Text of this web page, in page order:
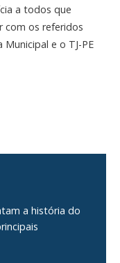
a todos que
com os referidos
e o TJ-PE
a história do